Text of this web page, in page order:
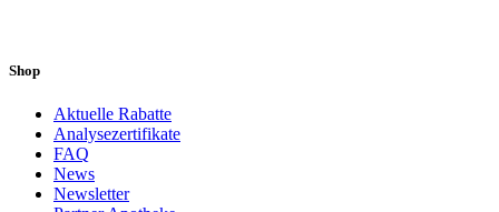
Shop
Aktuelle Rabatte
Analysezertifikate
FAQ
News
Newsletter